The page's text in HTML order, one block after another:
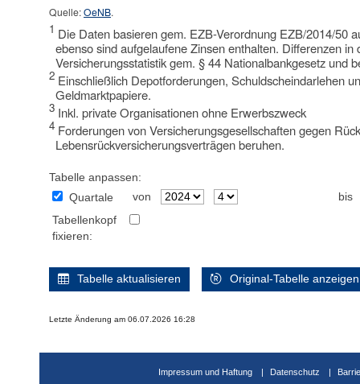
Quelle:OeNB.
1 Die Daten basieren gem. EZB-Verordnung EZB/2014/50
ebenso sind aufgelaufene Zinsen enthalten. Differenzen
Versicherungsstatistik gem. § 44 Nationalbankgesetz und
2 Einschließlich Depotforderungen, Schuldscheindarlehen
Geldmarktpapiere.
3 Inkl. private Organisationen ohne Erwerbszweck
4 Forderungen von Versicherungsgesellschaften gegen
Lebensrückversicherungsverträgen beruhen.
Tabelle anpassen:
Quartale
von
bis
Tabellenkopf
fixieren:
Tabelle aktualisieren Original-Tabelle anzeigen
Letzte Änderung am 06.07.2026 16:28
Impressum und Haftung Datenschutz